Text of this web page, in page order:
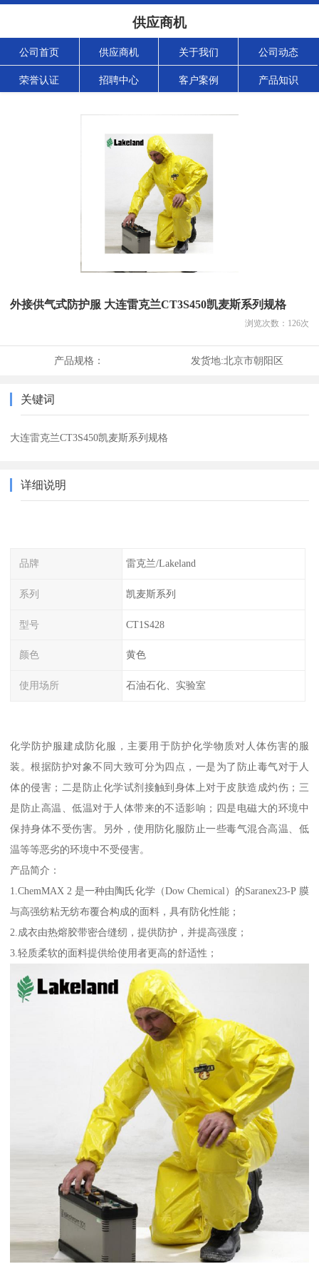
供应商机
公司首页 供应商机 关于我们 公司动态
荣誉认证 招聘中心 客户案例 产品知识
外接供气式防护服 大连雷克兰CT3S450凯麦斯系列规格
浏览次数： 126次
产品规格： 发货地:北京市朝阳区
关键词
大连雷克兰CT3S450凯麦斯系列规格
详细说明
品牌 雷克兰/Lakeland
系列 凯麦斯系列
型号 CT1S428
颜色 黄色
使用场所 石油石化、实验室
化学防护服建成防化服，主要用于防护化学物质对人体伤害的服
装。根据防护对象不同大致可分为四点，一是为了防止毒气对于人
体的侵害；二是防止化学试剂接触到身体上对于皮肤造成灼伤；三
是防止高温、低温对于人体带来的不适影响；四是电磁大的环境中
保持身体不受伤害。另外，使用防化服防止一些毒气混合高温、低
温等等恶劣的环境中不受侵害。
产品简介：
1.ChemMAX 2 是一种由陶氏化学（Dow Chemical）的Saranex23-P 膜
与高强纺粘无纺布覆合构成的面料，具有防化性能；
2.成衣由热熔胶带密合缝纫，提供防护，并提高强度；
3.轻质柔软的面料提供给使用者更高的舒适性；